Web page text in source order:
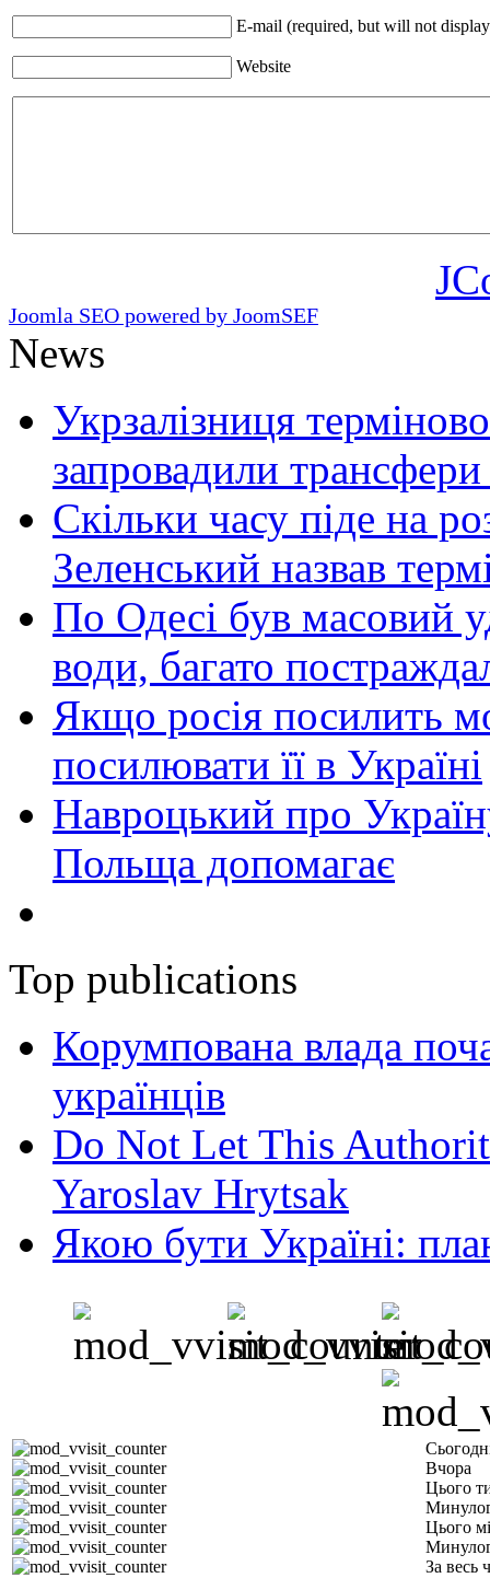
E-mail (required, but will not
Website
Joomla SEO powered by JoomSEF
News
Укрзалізниця
запровадили
Скільки часу піде на
Зеленський назвав
По Одесі був масовий
води, багато
Якщо росія посилить
посилювати її в Україні
Навроцький про
Польща допомагає
Top publications
Корумпована влада
українців
Do Not Let This
Yaroslav Hrytsak
Якою бути Україні:
Вчора
Цього
Цього
За весь